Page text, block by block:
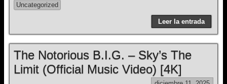
Uncategorized
Leer la entrada
The Notorious B.I.G. – Sky’s The
Limit (Official Music Video) [4K]